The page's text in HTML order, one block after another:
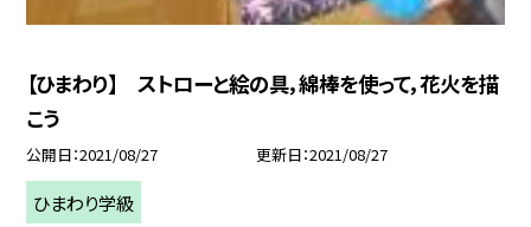
【ひまわり】 ストローと絵の具，綿棒を使って，花火を描
こう
公開日 2021/08/27 更新日 2021/08/27
ひまわり学級